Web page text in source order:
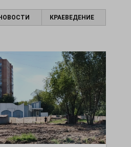
КРАЕВЕДЕНИЕ